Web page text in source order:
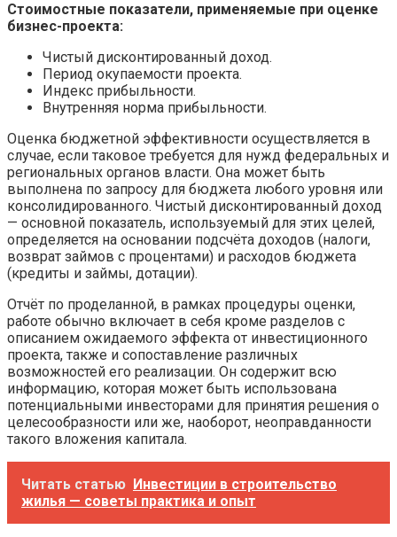
Стоимостные показатели, применяемые при оценке
бизнес-проекта:
Чистый дисконтированный доход.
Период окупаемости проекта.
Индекс прибыльности.
Внутренняя норма прибыльности.
Оценка бюджетной эффективности осуществляется в
случае, если таковое требуется для нужд федеральных и
региональных органов власти. Она может быть
выполнена по запросу для бюджета любого уровня или
консолидированного. Чистый дисконтированный доход
— основной показатель, используемый для этих целей,
определяется на основании подсчёта доходов (налоги,
возврат займов с процентами) и расходов бюджета
(кредиты и займы, дотации).
Отчёт по проделанной, в рамках процедуры оценки,
работе обычно включает в себя кроме разделов с
описанием ожидаемого эффекта от инвестиционного
проекта, также и сопоставление различных
возможностей его реализации. Он содержит всю
информацию, которая может быть использована
потенциальными инвесторами для принятия решения о
целесообразности или же, наоборот, неоправданности
такого вложения капитала.
Читать статью Инвестиции в строительство
жилья — советы практика и опыт